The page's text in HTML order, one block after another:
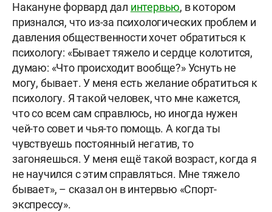
Накануне форвард дал интервью, в котором
признался, что из-за психологических проблем и
давления общественности хочет обратиться к
психологу: «Бывает тяжело и сердце колотится,
думаю: «Что происходит вообще?» Уснуть не
могу, бывает. У меня есть желание обратиться к
психологу. Я такой человек, что мне кажется,
что со всем сам справлюсь, но иногда нужен
чей-то совет и чья-то помощь. А когда ты
чувствуешь постоянный негатив, то
загоняешься. У меня ещё такой возраст, когда я
не научился с этим справляться. Мне тяжело
бывает», – сказал он в интервью «Спорт-
экспрессу».